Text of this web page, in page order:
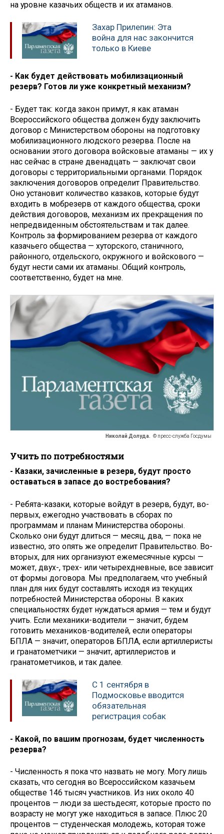
на уровне казачьих обществ и их атаманов.
Захар Прилепин: Эта
война для нас закончится
только в Киеве
- Как будет действовать мобилизационный
резерв? Готов ли уже конкретный механизм?
- Будет так: когда закон примут, я как атаман
Всероссийского общества должен буду заключить
договор с Министерством обороны на подготовку
мобилизационного людского резерва. После на
основании этого договора войсковые атаманы — их у
нас сейчас в стране двенадцать — заключат свои
договоры с территориальными органами. Порядок
заключения договоров определит Правительство.
Оно установит количество казаков, которые будут
входить в мобрезерв от каждого общества, сроки
действия договоров, механизм их прекращения по
непредвиденным обстоятельствам и так далее.
Контроль за формированием резерва от каждого
казачьего общества — хуторского, станичного,
районного, отдельского, окружного и войскового —
будут нести сами их атаманы. Общий контроль,
соответственно, будет на мне.
Николай Долуда. © пресс-служба Госдумы
Учить по потребностями
- Казаки, зачисленные в резерв, будут просто
оставаться в запасе до востребования?
- Ребята-казаки, которые войдут в резерв, будут, во-
первых, ежегодно участвовать в сборах по
программам и планам Министерства обороны.
Сколько они будут длиться — месяц, два, — пока не
известно, это опять же определит Правительство. Во-
вторых, для них организуют ежемесячные курсы —
может, двух-, трех- или четырехдневные, все зависит
от формы договора. Мы предполагаем, что учебный
план для них будут составлять исходя из текущих
потребностей Министерства обороны. В каких
специальностях будет нуждаться армия — тем и будут
учить. Если механики-водители — значит, будем
готовить механиков-водителей, если операторы
БПЛА — значит, операторов БПЛА, если артиллеристы
и гранатометчики — значит, артиллеристов и
гранатометчиков, и так далее.
С 1 сентября в
Подмосковье вводится
обязательная
регистрация собак
- Какой, по вашим прогнозам, будет численность
резерва?
- Численность я пока что назвать не могу. Могу лишь
сказать, что сегодня во Всероссийском казачьем
обществе 146 тысяч участников. Из них около 40
процентов — люди за шестьдесят, которые просто по
возрасту не могут уже находиться в запасе. Плюс 20
процентов — студенческая молодежь, которая тоже